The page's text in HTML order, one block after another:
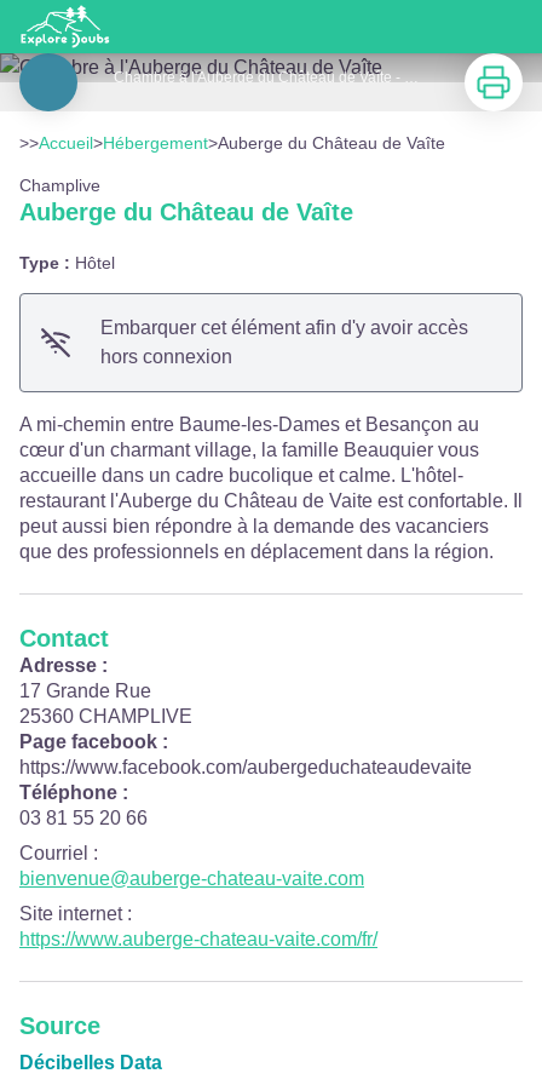
Auberge du Château de Vaîte
Chambre à l'Auberge du Château de Vaîte - OT Baume-les-Dames
Voir l'image en plein écran
Imprimer
>>Accueil>Hébergement>Auberge du Château de Vaîte
Champlive
Auberge du Château de Vaîte
Type : Hôtel
Embarquer cet élément afin d'y avoir accès
hors connexion
A mi-chemin entre Baume-les-Dames et Besançon au
cœur d'un charmant village, la famille Beauquier vous
accueille dans un cadre bucolique et calme. L'hôtel-
restaurant l'Auberge du Château de Vaite est confortable. Il
peut aussi bien répondre à la demande des vacanciers
que des professionnels en déplacement dans la région.
Contact
Adresse :
17 Grande Rue
25360 CHAMPLIVE
Page facebook :
https://www.facebook.com/aubergeduchateaudevaite
Téléphone :
03 81 55 20 66
Courriel :
bienvenue@auberge-chateau-vaite.com
Site internet:
https://www.auberge-chateau-vaite.com/fr/
Source
Décibelles Data